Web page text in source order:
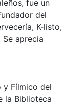
fue un
del
K-listo,
Se aprecia
y Fílmico del
la Biblioteca